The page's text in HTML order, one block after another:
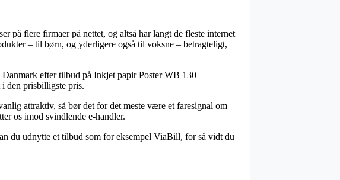
på flere firmaer på nettet, og altså har langt de fleste internet
– til børn, og yderligere også til voksne – betragteligt,
efter tilbud på Inkjet papir Poster WB 130
den prisbilligste pris.
attraktiv, så bør det for det meste være et faresignal om
os imod svindlende e-handler.
du udnytte et tilbud som for eksempel ViaBill, for så vidt du